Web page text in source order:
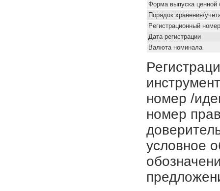
Форма выпуска ценной
Порядок хранения/
Pегистрационный номер
Дата регистрации
Валюта номинала
номер /
номер
условное